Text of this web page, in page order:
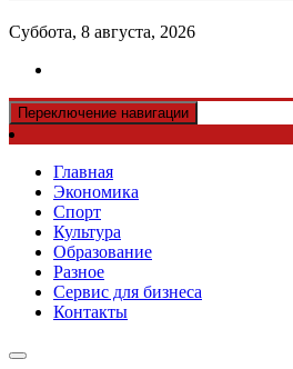
Суббота, 8 августа, 2026
Переключение навигации
Главная
Экономика
Спорт
Культура
Образование
Разное
Сервис для бизнеса
Контакты